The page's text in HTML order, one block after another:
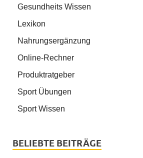
Gesundheits Wissen
Lexikon
Nahrungsergänzung
Online-Rechner
Produktratgeber
Sport Übungen
Sport Wissen
BELIEBTE BEITRÄGE